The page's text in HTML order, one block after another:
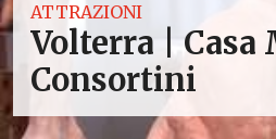
ATTRAZIONI
Volterra | Casa
Consortini